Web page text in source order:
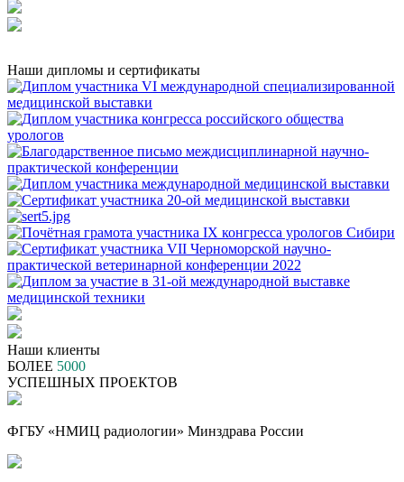
Наши дипломы и сертификаты
Наши клиенты
БОЛЕЕ 5000
УСПЕШНЫХ ПРОЕКТОВ
ФГБУ «НМИЦ радиологии» Минздрава России